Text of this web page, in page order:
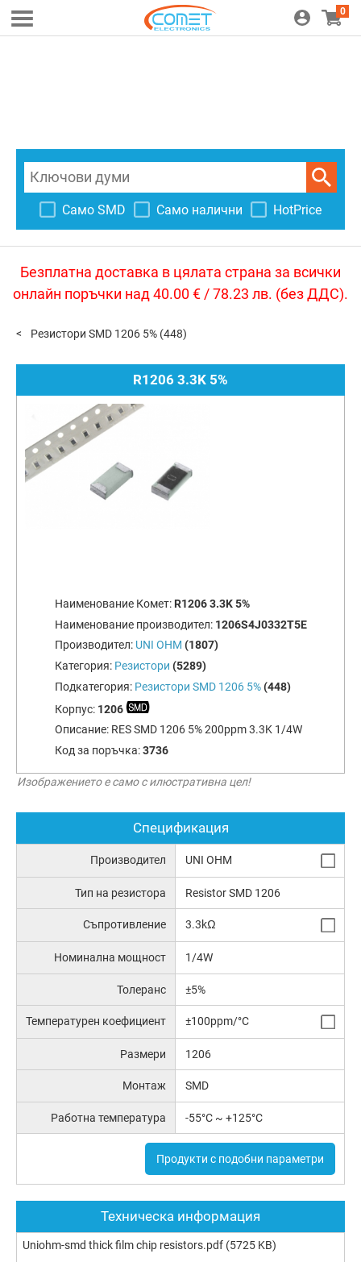
0
Само SMD Само налични HotPrice
Безплатна доставка в цялата страна за всички
онлайн поръчки над 40.00 € / 78.23 лв. (без ДДС).
Резистори SMD 1206 5% (448)
R1206 3.3K 5%
Наименование Комет: R1206 3.3K 5%
Наименование производител: 1206S4J0332T5E
Производител: UNI OHM (1807)
Категория: Резистори (5289)
Подкатегория: Резистори SMD 1206 5% (448)
Корпус: 1206
Описание: RES SMD 1206 5% 200ppm 3.3K 1/4W
Код за поръчка:3736
Изображението е само с илюстративна цел!
Спецификация
Производител UNI OHM
Тип на резистора Resistor SMD 1206
Съпротивление 3.3kΩ
Номинална мощност 1/4W
Толеранс ±5%
Температурен коефициент ±100ppm/°C
Размери 1206
Монтаж SMD
Работна температура -55°C ~ +125°C
Продукти с подобни параметри
Техническа информация
Uniohm-smd thick film chip resistors.pdf (5725 KB)